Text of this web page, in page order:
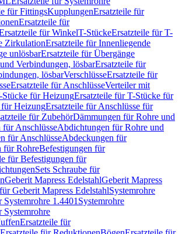
für FittingsKupplungenErsatzteile für
Ersatzteile für
für WinkelT-StückeErsatzteile für T-
ZirkulationErsatzteile für Innenliegende
unlösbarErsatzteile für Übergänge
Verbindungen, lösbarErsatzteile für
lösbarVerschlüsseErsatzteile für
Ersatzteile für AnschlüsseVerteiler mit
Stücke für HeizungErsatzteile für T-Stücke für
für HeizungErsatzteile für Anschlüsse für
für ZubehörDämmungen für Rohre und
AnschlüsseAbdichtungen für Rohre und
für AnschlüsseAbdeckungen für
für RohreBefestigungen für
für Befestigungen für
Sets Schraube für
Geberit Mapress EdelstahlGeberit Mapress
Geberit Mapress EdelstahlSystemrohre
Systemrohre 1.4401 Systemrohre
Systemrohre
Ersatzteile für